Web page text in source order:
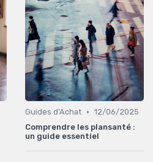
Guides d'Achat • 12/06/2025
Comprendre les plansanté :
un guide essentiel